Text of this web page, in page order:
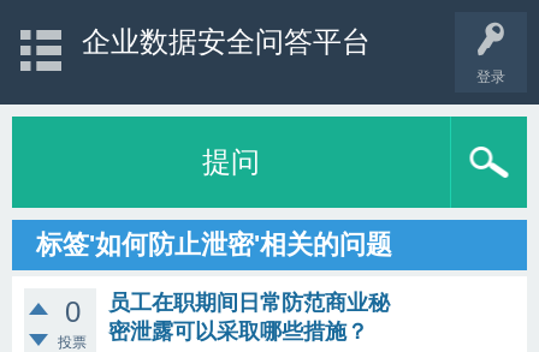
登录
企业数据安全问答平台
提问
标签'如何防止泄密'相关的问题
0
投票
员工在职期间日常防范商业秘
密泄露可以采取哪些措施？